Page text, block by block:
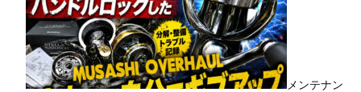
メンテナン